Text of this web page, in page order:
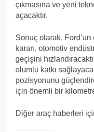
çıkmasına ve yeni
açacaktır.
Sonuç olarak,
kararı, otomotiv
geçişini
olumlu katkı
pozisyonunu
için önemli bir
Diğer araç haberleri